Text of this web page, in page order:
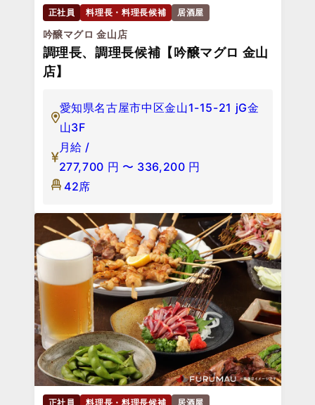
正社員 料理長・料理長候補 居酒屋
吟醸マグロ 金山店
調理長、調理長候補【吟醸マグロ 金山
店】
愛知県名古屋市中区金山1-15-21 jG金
山3F
月給 /
277,700 円 〜 336,200 円
42席
正社員 料理長・料理長候補 居酒屋